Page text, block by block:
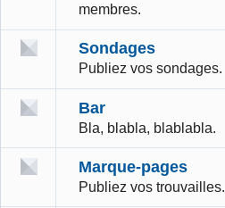
membres.
Sondages
Publiez vos sondages.
Bar
Bla, blabla, blablabla.
Marque-pages
Publiez vos trouvailles.